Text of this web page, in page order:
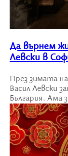
Да върнем
Левски в
През зимата
Васил Левски
България. Ама